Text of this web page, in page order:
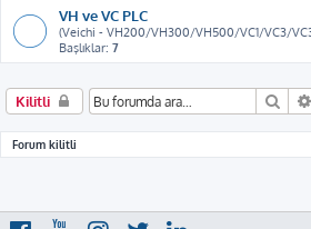
VH ve VC PLC
(Veichi - VH200/VH300/VH500/VC1/VC3/
Başlıklar: 7
Kilitli Ara
Forum kilitli